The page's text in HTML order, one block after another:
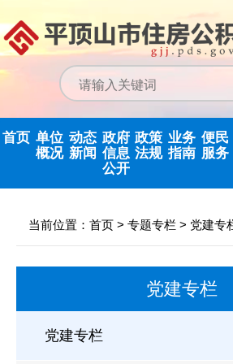
首页 单位
概况
决策机构
内设科室
动态
新闻
行业新闻
政府
信息
公开
信息公开制度
政府信息公开
政策
法规
国家政策法规
省级政策法规
业务
指南
提取业务
贷款业务指
便民
服务
利
当前位置： 首页 > 专题专栏 > 党建专
党建专栏
党建专栏